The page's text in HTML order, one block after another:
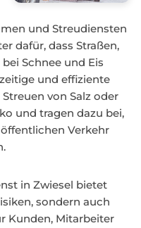
und Streudiensten
dafür, dass Straßen,
Schnee und Eis
und effiziente
von Salz oder
und tragen dazu bei,
Verkehr
in Zwiesel bietet
sondern auch
Kunden, Mitarbeiter